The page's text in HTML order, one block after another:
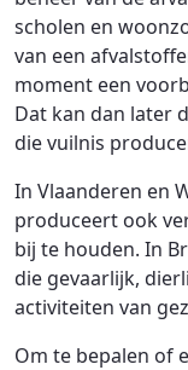
scholen en
van een
moment een
Dat kan dan later
die vuilnis
In Vlaanderen en
produceert ook
bij te houden. In
die gevaarlijk,
activiteiten van
Om te bepalen of